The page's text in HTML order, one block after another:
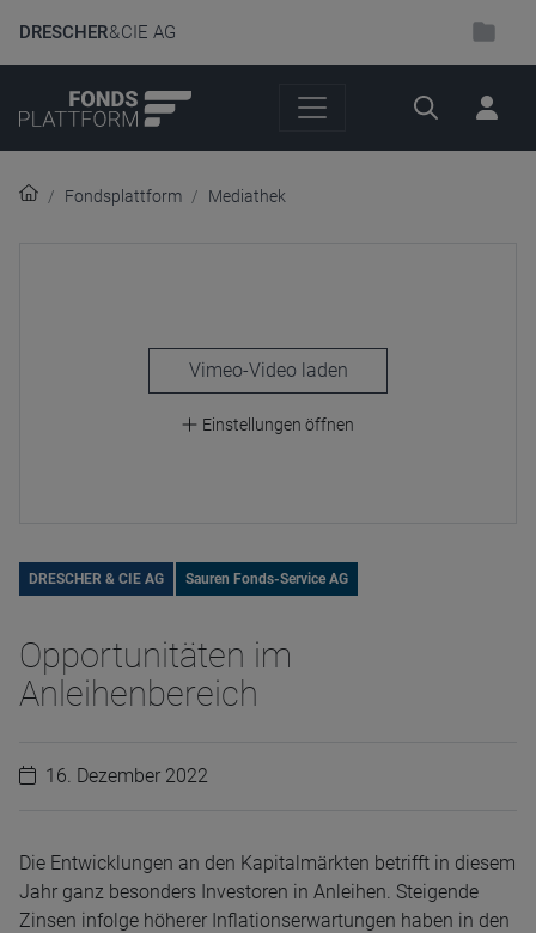
DRESCHER& CIE AG
Suche
Fondsplattform Mediathek
laden
Einstellungen öffnen
DRESCHER & CIE AG Sauren Fonds-Service AG
Opportunitäten im
Anleihenbereich
16. Dezember 2022
Die Entwicklungen an den Kapitalmärkten betrifft in diesem
Jahr ganz besonders Investoren in Anleihen. Steigende
Zinsen infolge höherer Inflationserwartungen haben in den